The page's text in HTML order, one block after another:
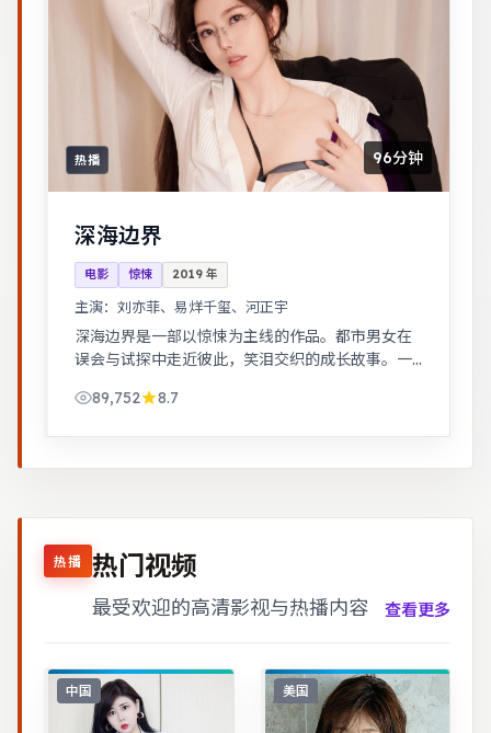
热播 96分钟
深海边界
电影 惊悚 2019 年
主演： 刘亦菲、易烊千玺、河正宇
深海边界是一部以惊悚为主线的作品。都市男女在
误会与试探中走近彼此，笑泪交织的成长故事。一
酷。89,752 8.7
热播 热门视频
最受欢迎的高清影视与热播内容 查看更多
中国 美国